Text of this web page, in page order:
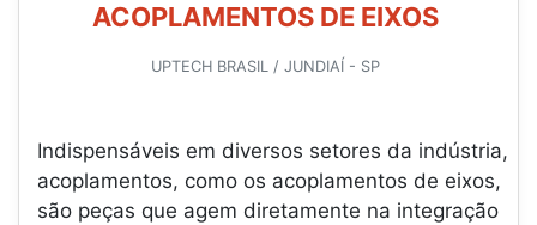
ACOPLAMENTOS DE EIXOS
UPTECH BRASIL / JUNDIAÍ - SP
Indispensáveis em diversos setores da indústria,
acoplamentos, como os acoplamentos de eixos,
são peças que agem diretamente na integração